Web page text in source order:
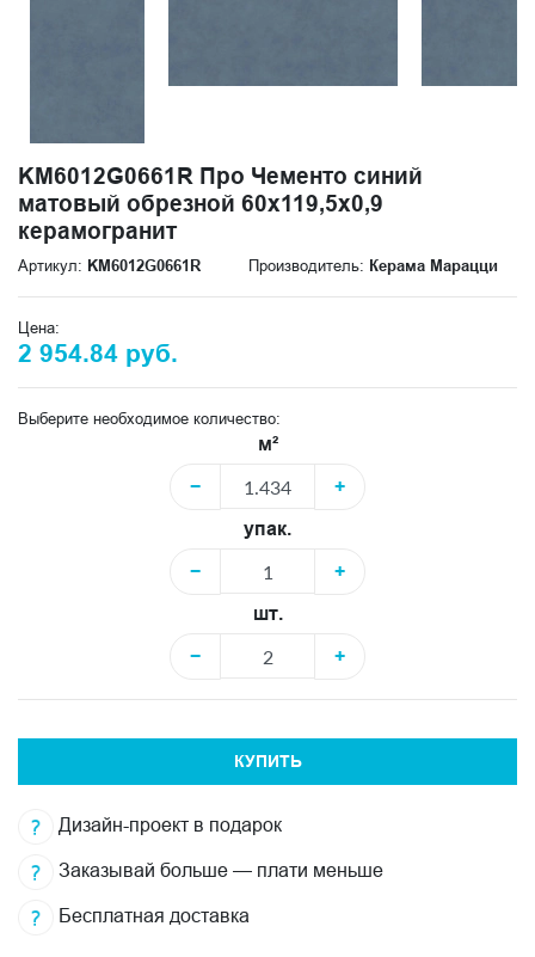
KM6012G0661R Про Чементо синий
матовый обрезной 60х119,5x0,9
керамогранит
Артикул: KM6012G0661R Производитель: Керама Марацци
Цена:
2 954.84 руб.
Выберите необходимое количество:
м²
−
+
упак.
−
+
шт.
−
+
КУПИТЬ
Дизайн-проект в подарок
Заказывай больше — плати меньше
Бесплатная доставка